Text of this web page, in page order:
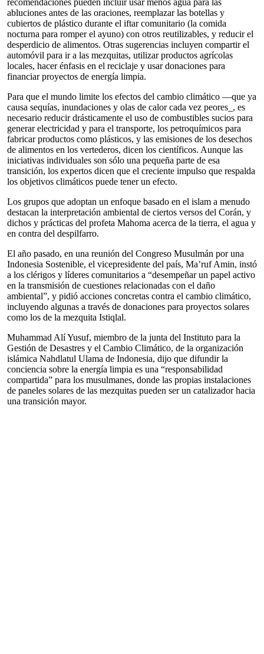
recomendaciones pueden incluir usar menos agua para las
abluciones antes de las oraciones, reemplazar las botellas y
cubiertos de plástico durante el iftar comunitario (la comida
nocturna para romper el ayuno) con otros reutilizables, y reducir el
desperdicio de alimentos. Otras sugerencias incluyen compartir el
automóvil para ir a las mezquitas, utilizar productos agrícolas
locales, hacer énfasis en el reciclaje y usar donaciones para
financiar proyectos de energía limpia.
Para que el mundo limite los efectos del cambio climático —que ya
causa sequías, inundaciones y olas de calor cada vez peores_, es
necesario reducir drásticamente el uso de combustibles sucios para
generar electricidad y para el transporte, los petroquímicos para
fabricar productos como plásticos, y las emisiones de los desechos
de alimentos en los vertederos, dicen los científicos. Aunque las
iniciativas individuales son sólo una pequeña parte de esa
transición, los expertos dicen que el creciente impulso que respalda
los objetivos climáticos puede tener un efecto.
Los grupos que adoptan un enfoque basado en el islam a menudo
destacan la interpretación ambiental de ciertos versos del Corán, y
dichos y prácticas del profeta Mahoma acerca de la tierra, el agua y
en contra del despilfarro.
El año pasado, en una reunión del Congreso Musulmán por una
Indonesia Sostenible, el vicepresidente del país, Ma’ruf Amin, instó
a los clérigos y líderes comunitarios a “desempeñar un papel activo
en la transmisión de cuestiones relacionadas con el daño
ambiental”, y pidió acciones concretas contra el cambio climático,
incluyendo algunas a través de donaciones para proyectos solares
como los de la mezquita Istiqlal.
Muhammad Alí Yusuf, miembro de la junta del Instituto para la
Gestión de Desastres y el Cambio Climático, de la organización
islámica Nahdlatul Ulama de Indonesia, dijo que difundir la
conciencia sobre la energía limpia es una “responsabilidad
compartida” para los musulmanes, donde las propias instalaciones
de paneles solares de las mezquitas pueden ser un catalizador hacia
una transición mayor.